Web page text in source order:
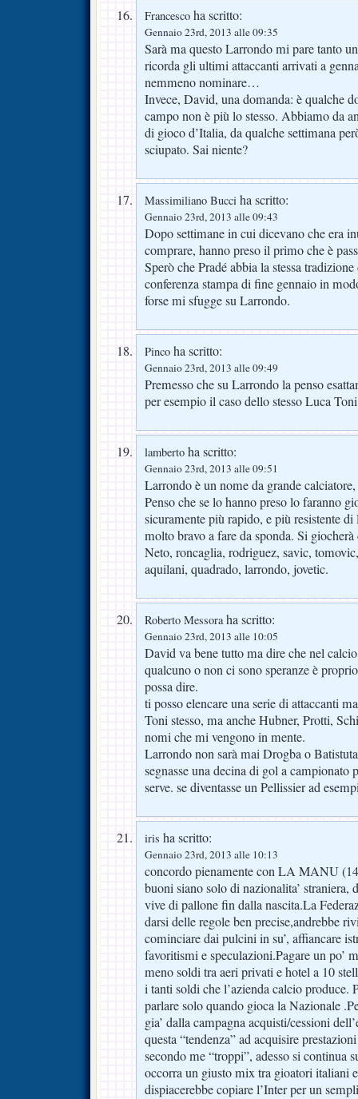
Francesco ha scritto:
Gennaio 23rd, 2013 alle 09:35
Sarà ma questo Larrondo mi pare tanto
ricorda gli ultimi attaccanti arrivati a
nemmeno nominare…
Invece, David, una domanda: è qualche
campo non è più lo stesso. Abbiamo da
di gioco d’Italia, da qualche settimana
sciupato. Sai niente?
Massimiliano Bucci ha scritto:
Gennaio 23rd, 2013 alle 09:43
Dopo settimane in cui dicevano che era
comprare, hanno preso il primo che è
Sperò che Pradé abbia la stessa
conferenza stampa di fine gennaio in
forse mi sfugge su Larrondo.
Pinco ha scritto:
Gennaio 23rd, 2013 alle 09:49
Premesso che su Larrondo la penso
per esempio il caso dello stesso Luca
lamberto ha scritto:
Gennaio 23rd, 2013 alle 09:51
Larrondo è un nome da grande
Penso che se lo hanno preso lo faranno
sicuramente più rapido, e più resistente di
molto bravo a fare da sponda. Si
Neto, roncaglia, rodriguez, savic,
aquilani, quadrado, larrondo, jovetic.
Roberto Messoraha scritto:
Gennaio 23rd, 2013 alle 10:05
David va bene tutto ma dire che nel
qualcuno o non ci sono speranze è
possa dire.
ti posso elencare una serie di attaccanti
Toni stesso, ma anche Hubner, Protti,
nomi che mi vengono in mente.
Larrondo non sarà mai Drogba o
segnasse una decina di gol a campionato
serve. se diventasse un Pellissier ad
iris ha scritto:
Gennaio 23rd, 2013 alle 10:13
concordo pienamente con LA MANU
buoni siano solo di nazionalita’
vive di pallone fin dalla nascita.La
darsi delle regole ben precise,andrebbe
cominciare dai pulcini in su’, affiancare
favoritismi e speculazioni.Pagare un po’
meno soldi tra aeri privati e hotel a 10
i tanti soldi che l’azienda calcio produce.
parlare solo quando gioca la Nazionale
gia’ dalla campagna acquisti/cessioni
questa “tendenza” ad acquisire
secondo me “troppi”, adesso si continua
occorra un giusto mix tra gioatori italiani
dispiacerebbe copiare l’Inter per un